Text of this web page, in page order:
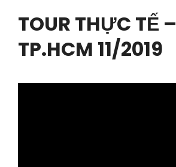
TOUR THỰC TẾ –
TP.HCM 11/2019